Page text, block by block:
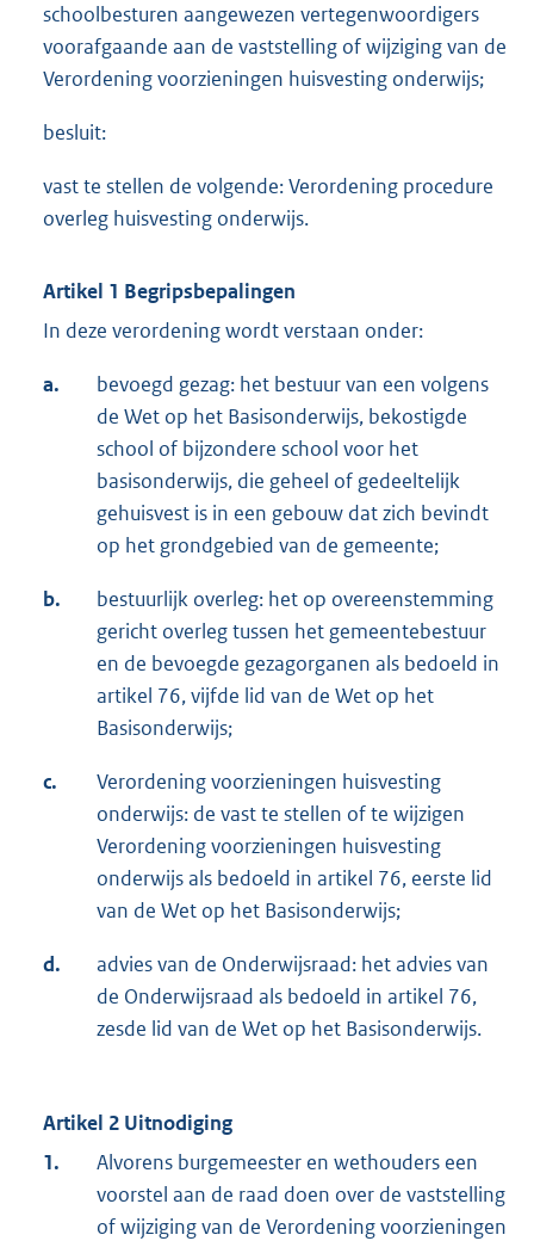
schoolbesturen aangewezen vertegenwoordigers
voorafgaande aan de vaststelling of wijziging van de
Verordening voorzieningen huisvesting onderwijs;
besluit:
vast te stellen de volgende: Verordening procedure
overleg huisvesting onderwijs.
Artikel 1 Begripsbepalingen
In deze verordening wordt verstaan onder:
a.
bevoegd gezag: het bestuur van een volgens
de Wet op het Basisonderwijs, bekostigde
school of bijzondere school voor het
basisonderwijs, die geheel of gedeeltelijk
gehuisvest is in een gebouw dat zich bevindt
op het grondgebied van de gemeente;
b.
bestuurlijk overleg: het op overeenstemming
gericht overleg tussen het gemeentebestuur
en de bevoegde gezagorganen als bedoeld in
artikel 76, vijfde lid van de Wet op het
Basisonderwijs;
c.
Verordening voorzieningen huisvesting
onderwijs: de vast te stellen of te wijzigen
Verordening voorzieningen huisvesting
onderwijs als bedoeld in artikel 76, eerste lid
van de Wet op het Basisonderwijs;
d.
advies van de Onderwijsraad: het advies van
de Onderwijsraad als bedoeld in artikel 76,
zesde lid van de Wet op het Basisonderwijs.
Artikel 2 Uitnodiging
1.
Alvorens burgemeester en wethouders een
voorstel aan de raad doen over de vaststelling
of wijziging van de Verordening voorzieningen